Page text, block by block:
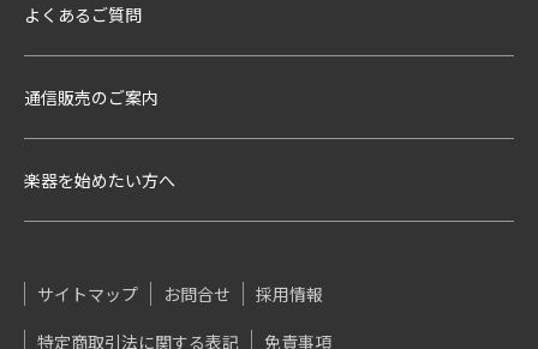
よくあるご質問
通信販売のご案内
楽器を始めたい方へ
サイトマップ お問合せ
採用情報
特定商取引法に関する表記
免責事項